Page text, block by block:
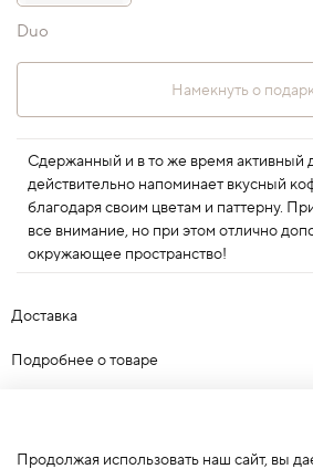
Duo
Намекнуть о
Сдержанный и в то же время активный
действительно напоминает вкусный
благодаря своим цветам и паттерну.
все внимание, но при этом отлично
окружающее пространство!
Доставка
Подробнее о товаре
Продолжая использовать наш сайт, вы